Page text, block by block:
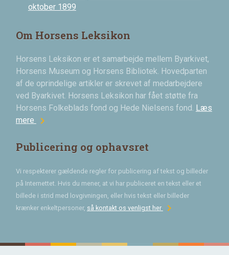
oktober 1899
Om Horsens Leksikon
Horsens Leksikon er et samarbejde mellem Byarkivet,
Horsens Museum og Horsens Bibliotek. Hovedparten
af de oprindelige artikler er skrevet af medarbejdere
ved Byarkivet. Horsens Leksikon har fået støtte fra
Horsens Folkeblads fond og Hede Nielsens fond. Læs
mere chevron_right
Publicering og ophavsret
Vi respekterer gældende regler for publicering af tekst og billeder
på Internettet. Hvis du mener, at vi har publiceret en tekst eller et
billede i strid med lovgivningen, eller hvis tekst eller billeder
krænker enkeltpersoner, så kontakt os venligst herchevron_right